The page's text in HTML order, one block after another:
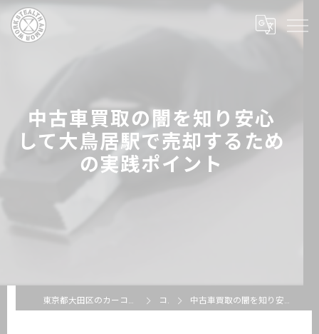
中古車買取の闇を知り安心
して大鳥居駅で売却するため
の実践ポイント
東京都大田区のカーコーティングならSTEALTH ARMOR WORKS コラム 中古車買取の闇を知り安心して大鳥居駅で売却するための実践ポイント